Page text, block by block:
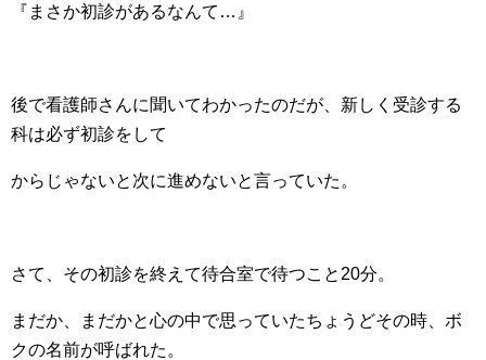
『まさか初診があるなんて…』
後で看護師さんに聞いてわかったのだが、新しく受診する
科は必ず初診をして
からじゃないと次に進めないと言っていた。
さて、その初診を終えて待合室で待つこと20分。
まだか、まだかと心の中で思っていたちょうどその時、ボ
クの名前が呼ばれた。